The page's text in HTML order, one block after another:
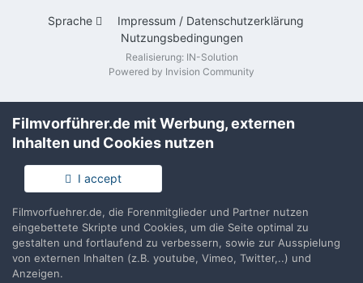
Sprache
Impressum / Datenschutzerklärung
Nutzungsbedingungen
Realisierung: IN-Solution
Powered by Invision Community
Filmvorführer.de mit Werbung, externen
Inhalten und Cookies nutzen
I accept
Filmvorfuehrer.de, die Forenmitglieder und Partner nutzen
eingebettete Skripte und Cookies, um die Seite optimal zu
gestalten und fortlaufend zu verbessern, sowie zur Ausspielung
von externen Inhalten (z.B. youtube, Vimeo, Twitter,..) und
Anzeigen.